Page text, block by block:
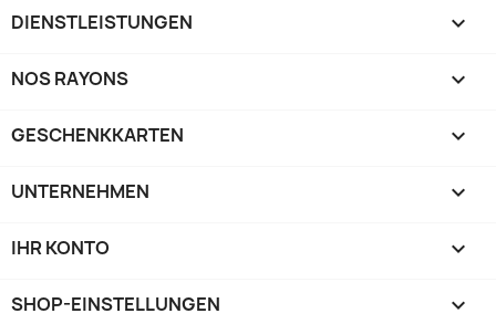
DIENSTLEISTUNGEN 
NOS RAYONS 
GESCHENKKARTEN 
UNTERNEHMEN 
IHR KONTO 
SHOP-EINSTELLUNGEN keyboard_arrow_down